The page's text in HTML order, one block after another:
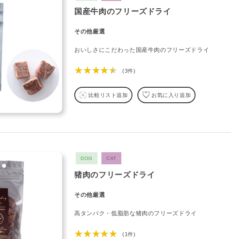
国産牛肉のフリーズドライ
その他厳選
おいしさにこだわった国産牛肉のフリーズドライ
★★★★★ (3件)
比較リスト追加 お気に入り追加
DOG CAT
猪肉のフリーズドライ
その他厳選
高タンパク・低脂肪な猪肉のフリーズドライ
★★★★★ (1件)